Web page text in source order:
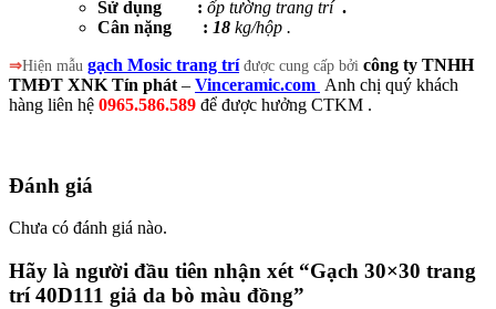
Sử dụng
: ốp tường trang trí .
Cân nặng : 18 kg/hộp .
⇒Hiện mẫu gạch Mosic trang tríđược cung cấp bởi công ty TNHH
TMĐT XNK Tín phát – Vinceramic.com Anh chị quý khách
hàng liên hệ 0965.586.589 để được hưởng CTKM .
Đánh giá
Chưa có đánh giá nào.
Hãy là người đầu tiên nhận xét “Gạch 30×30 trang
trí 40D111 giả da bò màu đồng”